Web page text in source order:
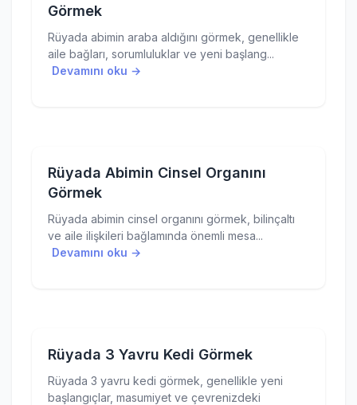
Görmek
Rüyada abimin araba aldığını görmek, genellikle
aile bağları, sorumluluklar ve yeni başlang...
Devamını oku →
Rüyada Abimin Cinsel Organını
Görmek
Rüyada abimin cinsel organını görmek, bilinçaltı
ve aile ilişkileri bağlamında önemli mesa...
Devamını oku →
Rüyada 3 Yavru Kedi Görmek
Rüyada 3 yavru kedi görmek, genellikle yeni
başlangıçlar, masumiyet ve çevrenizdeki